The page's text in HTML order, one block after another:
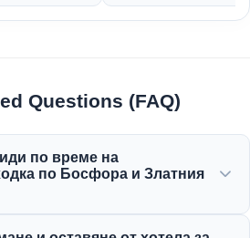
Questions (FAQ)
по време на
по Босфора и Златния